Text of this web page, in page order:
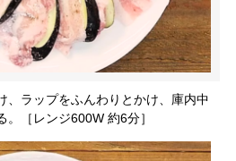
、ラップをふんわりとかけ、庫内中
。［レンジ600W 約6分］